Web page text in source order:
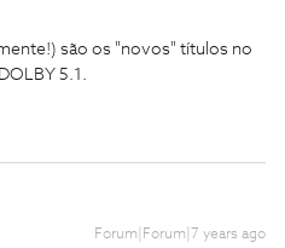
são os "novos" títulos no
5.1.
Forum|Forum|7 years ago